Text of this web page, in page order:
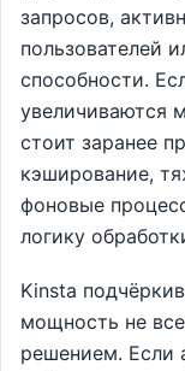
запросов,
пользователей
способности.
увеличиваются
стоит заранее
кэширование,
фоновые
логику
Kinsta
мощность не
решением. Если